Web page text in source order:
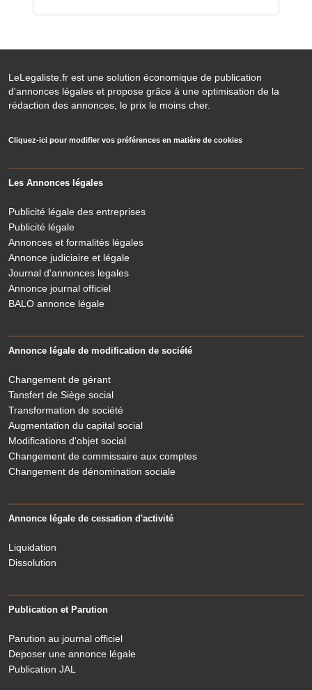
LeLegaliste.fr est une solution économique de publication
d'annonces légales et propose grâce à une optimisation de la
rédaction des annonces, le prix le moins cher.
Cliquez-ici pour modifier vos préférences en matière de cookies
Les Annonces légales
Publicité légale des entreprises
Publicité légale
Annonces et formalités légales
Annonce judiciaire et légale
Journal d'annonces legales
Annonce journal officiel
BALO annonce légale
Annonce légale de modification de société
Changement de gérant
Tansfert de Siège social
Transformation de société
Augmentation du capital social
Modifications d'objet social
Changement de commissaire aux comptes
Changement de dénomination sociale
Annonce légale de cessation d'activité
Liquidation
Dissolution
Publication et Parution
Parution au journal officiel
Deposer une annonce légale
Publication JAL